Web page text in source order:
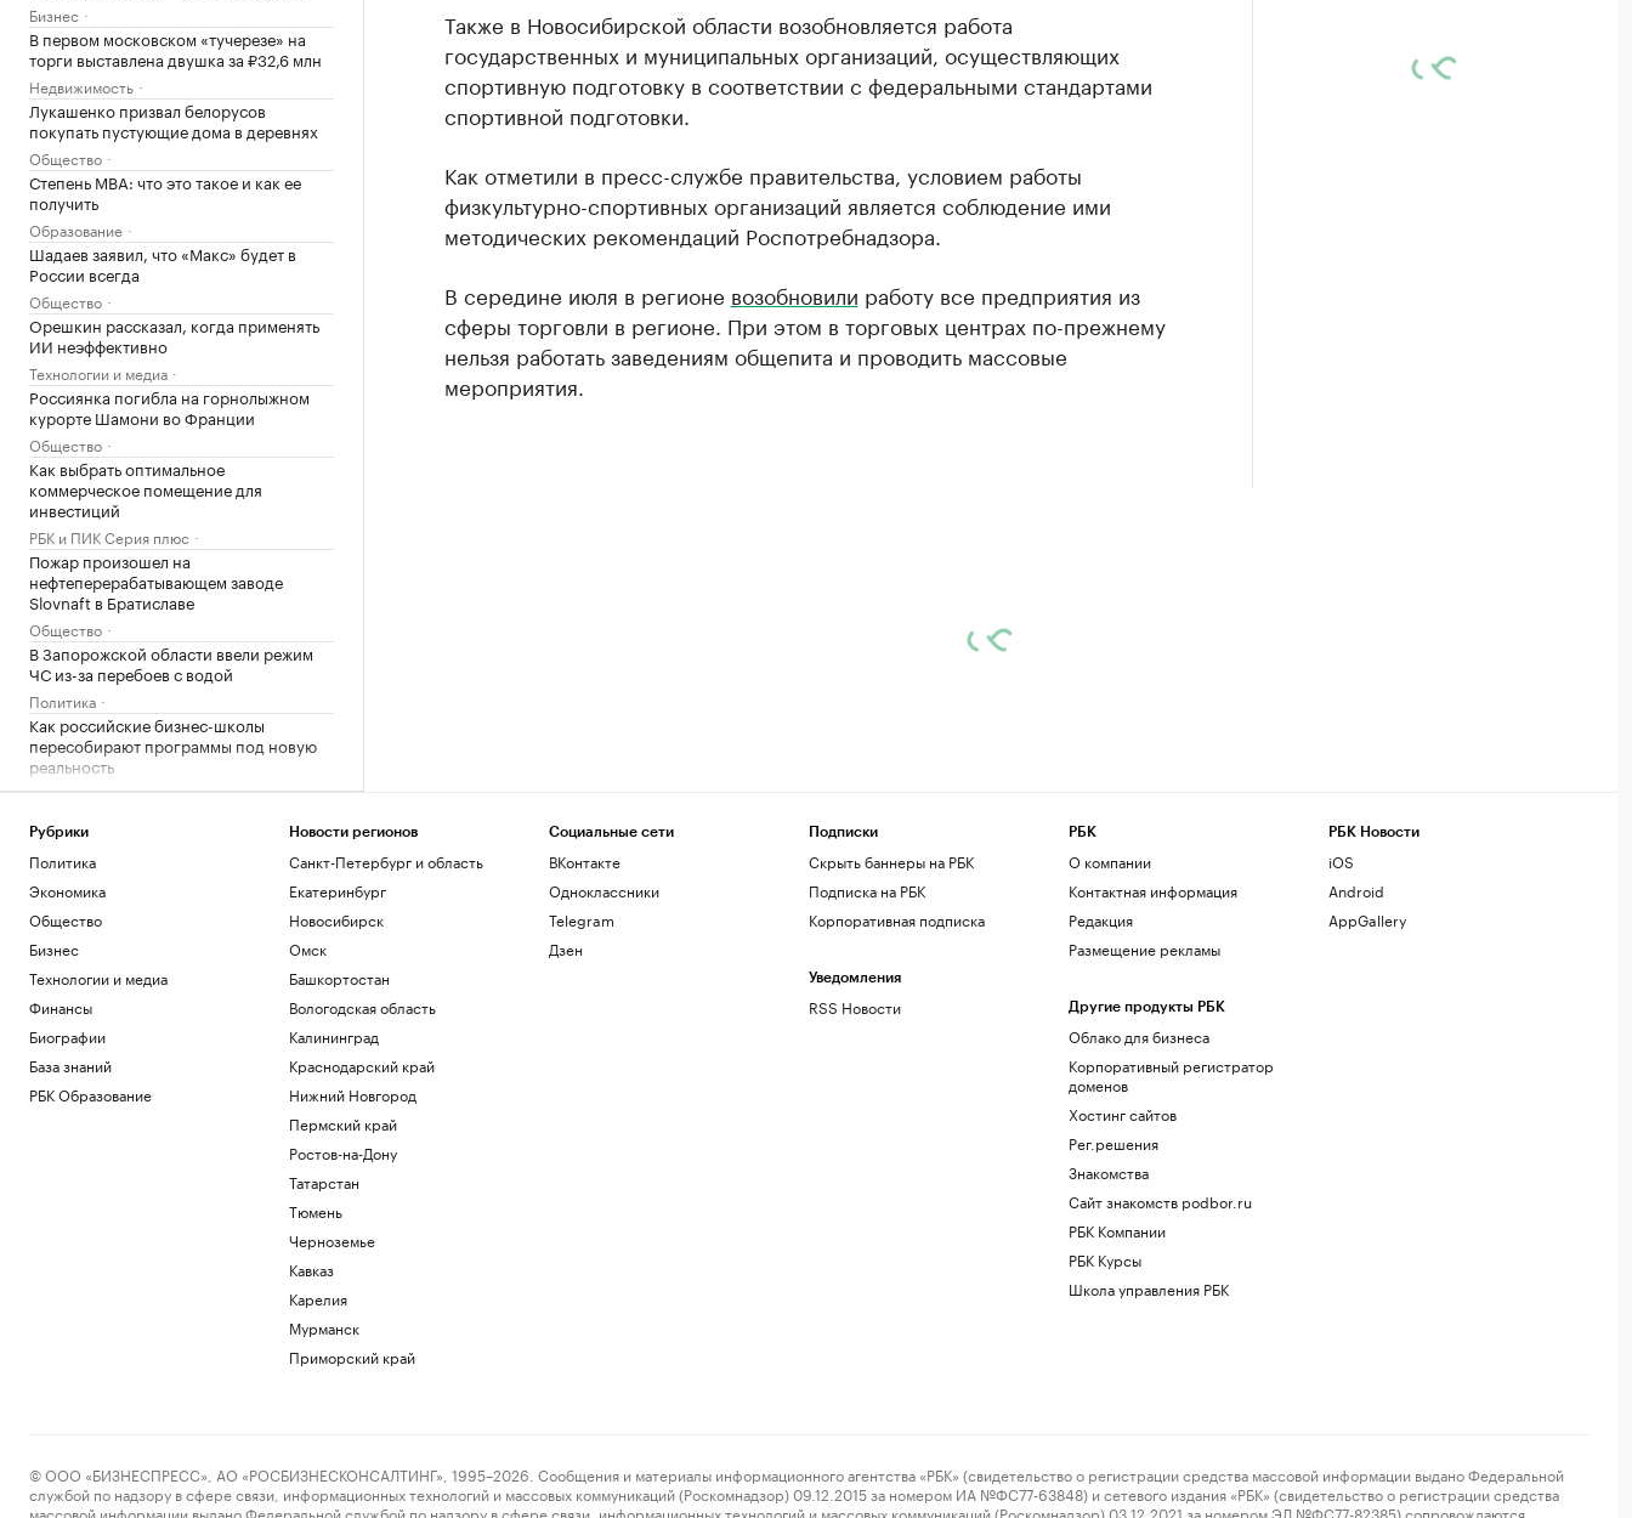
Бизнес
В первом московском «тучерезе» на
торги выставлена двушка за ₽32,6 млн
Недвижимость
Лукашенко призвал белорусов
покупать пустующие дома в деревнях
Общество
Степень MBA: что это такое и как ее
получить
Образование
Шадаев заявил, что «Макс» будет в
России всегда
Общество
Орешкин рассказал, когда применять
ИИ неэффективно
Технологии и медиа
Россиянка погибла на горнолыжном
курорте Шамони во Франции
Общество
Как выбрать оптимальное
коммерческое помещение для
инвестиций
РБК и ПИК Серия плюс
Пожар произошел на
нефтеперерабатывающем заводе
Slovnaft в Братиславе
Общество
В Запорожской области ввели режим
ЧС из-за перебоев с водой
Политика
Как российские бизнес-школы
пересобирают программы под новую
реальность
Образование
ситуация с визами на ЧЕ изменится
Спорт
Почему продажи городских автобусов
растут на фоне стагнации рынка
Бизнес
«Веселый молочник» Джастас Уолкер
рассказал о скором выдворении из
России
Общество
На станции метро «Смоленская»
начали реставрацию облицовки
путевых стен
Бразилии «Атлантико» в порту Рио-де-
Федерацию футбола Южной Кореи
обвинили в оплате интимных услуг для
Также в Новосибирской области возобновляется работа
государственных и муниципальных организаций, осуществляющих
спортивную подготовку в соответствии с федеральными стандартами
спортивной подготовки.
Как отметили в пресс-службе правительства, условием работы
физкультурно-спортивных организаций является соблюдение ими
методических рекомендаций Роспотребнадзора.
В середине июля в регионе возобновили работу все предприятия из
сферы торговли в регионе. При этом в торговых центрах по-прежнему
нельзя работать заведениям общепита и проводить массовые
мероприятия.
Рубрики
Политика
Экономика
Общество
Бизнес
Технологии и медиа
Финансы
Биографии
База знаний
РБК Образование
Новости регионов
Санкт-Петербург и область
Екатеринбург
Новосибирск
Омск
Башкортостан
Вологодская область
Калининград
Краснодарский край
Нижний Новгород
Пермский край
Ростов-на-Дону
Татарстан
Тюмень
Черноземье
Кавказ
Карелия
Мурманск
Приморский край
Социальные сети
ВКонтакте
Одноклассники
Telegram
Дзен
Подписки
Скрыть баннеры на РБК
Подписка на РБК
Корпоративная подписка
Уведомления
RSS Новости
РБК
О компании
Контактная информация
Редакция
Размещение рекламы
Другие продукты РБК
Облако для бизнеса
Корпоративный регистратор
доменов
Хостинг сайтов
Рег.решения
Знакомства
Сайт знакомств podbor.ru
РБК Компании
РБК Курсы
Школа управления РБК
РБК Новости
iOS
Android
AppGallery
© ООО «БИЗНЕСПРЕСС», АО «РОСБИЗНЕСКОНСАЛТИНГ», 1995–2026. Сообщения и материалы информационного агентства «РБК» (свидетельство о регистрации средства массовой информации выдано Федеральной
службой по надзору в сфере связи, информационных технологий и массовых коммуникаций (Роскомнадзор) 09.12.2015 за номером ИА №ФС77-63848) и сетевого издания «РБК» (свидетельство о регистрации средства
массовой информации выдано Федеральной службой по надзору в сфере связи, информационных технологий и массовых коммуникаций (Роскомнадзор) 03.12.2021 за номером ЭЛ №ФС77-82385) сопровождаются